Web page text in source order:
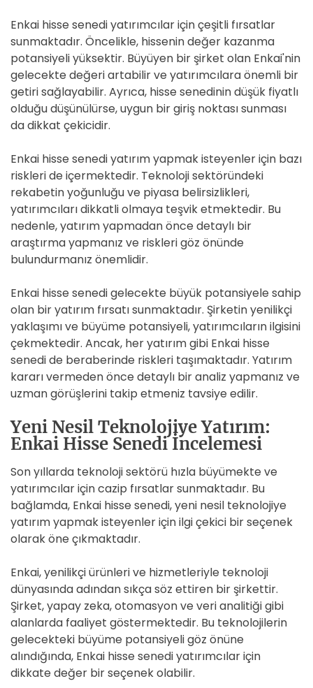
Enkai hisse senedi yatırımcılar için çeşitli fırsatlar
sunmaktadır. Öncelikle, hissenin değer kazanma
potansiyeli yüksektir. Büyüyen bir şirket olan Enkai'nin
gelecekte değeri artabilir ve yatırımcılara önemli bir
getiri sağlayabilir. Ayrıca, hisse senedinin düşük fiyatlı
olduğu düşünülürse, uygun bir giriş noktası sunması
da dikkat çekicidir.
Enkai hisse senedi yatırım yapmak isteyenler için bazı
riskleri de içermektedir. Teknoloji sektöründeki
rekabetin yoğunluğu ve piyasa belirsizlikleri,
yatırımcıları dikkatli olmaya teşvik etmektedir. Bu
nedenle, yatırım yapmadan önce detaylı bir
araştırma yapmanız ve riskleri göz önünde
bulundurmanız önemlidir.
Enkai hisse senedi gelecekte büyük potansiyele sahip
olan bir yatırım fırsatı sunmaktadır. Şirketin yenilikçi
yaklaşımı ve büyüme potansiyeli, yatırımcıların ilgisini
çekmektedir. Ancak, her yatırım gibi Enkai hisse
senedi de beraberinde riskleri taşımaktadır. Yatırım
kararı vermeden önce detaylı bir analiz yapmanız ve
uzman görüşlerini takip etmeniz tavsiye edilir.
Yeni Nesil Teknolojiye Yatırım:
Enkai Hisse Senedi İncelemesi
Son yıllarda teknoloji sektörü hızla büyümekte ve
yatırımcılar için cazip fırsatlar sunmaktadır. Bu
bağlamda, Enkai hisse senedi, yeni nesil teknolojiye
yatırım yapmak isteyenler için ilgi çekici bir seçenek
olarak öne çıkmaktadır.
Enkai, yenilikçi ürünleri ve hizmetleriyle teknoloji
dünyasında adından sıkça söz ettiren bir şirkettir.
Şirket, yapay zeka, otomasyon ve veri analitiği gibi
alanlarda faaliyet göstermektedir. Bu teknolojilerin
gelecekteki büyüme potansiyeli göz önüne
alındığında, Enkai hisse senedi yatırımcılar için
dikkate değer bir seçenek olabilir.